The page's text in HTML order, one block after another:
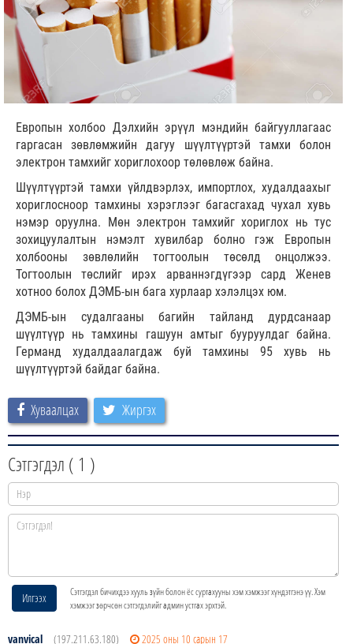
Европын холбоо Дэлхийн эрүүл мэндийн байгууллагаас
гаргасан зөвлөмжийн дагуу шүүлтүүртэй тамхи болон
электрон тамхийг хориглохоор төлөвлөж байна.
Шүүлтүүртэй тамхи үйлдвэрлэх, импортлох, худалдаахыг
хориглосноор тамхины хэрэглээг багасгахад чухал хувь
нэмэр оруулна. Мөн электрон тамхийг хориглох нь тус
зохицуулалтын нэмэлт хувилбар болно гэж Европын
холбооны зөвлөлийн тогтоолын төсөлд онцолжээ.
Тогтоолын төслийг ирэх арваннэгдүгээр сард Женев
хотноо болох ДЭМБ-ын бага хурлаар хэлэлцэх юм.
ДЭМБ-ын судалгааны багийн тайланд дурдсанаар
шүүлтүүр нь тамхины гашуун амтыг бууруулдаг байна.
Германд худалдаалагдаж буй тамхины 95 хувь нь
шүүлтүүртэй байдаг байна.
Хуваалцах Жиргэх
Сэтгэгдэл ( 1 )
Илгээх
Сэтгэгдэл бичихдээ хууль зүйн болон ёс суртахууны хэм хэмжээг хүндэтгэнэ үү. Хэм
хэмжээг зөрчсөн сэтгэгдэлийг админ устгах эрхтэй.
vanvical (197.211.63.180) 2025 оны 10 сарын 17